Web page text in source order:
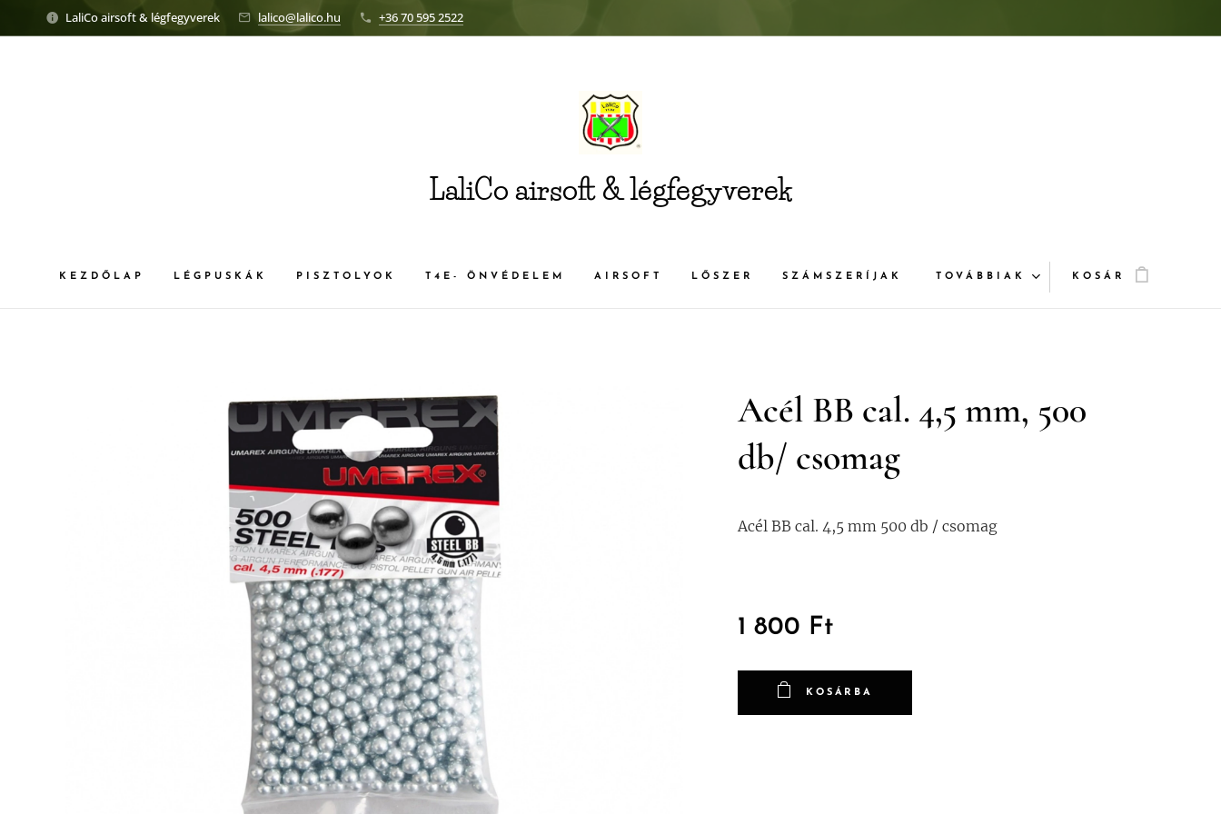
LaliCo airsoft & légfegyverek lalico@lalico.hu +36 70 595 2522
LaliCo airsoft & légfegyverek
KEZDŐLAP LÉGPUSKÁK PISZTOLYOK T4E- ÖNVÉDELEM AIRSOFT LŐSZER SZÁMSZERÍJAK TOVÁBBIAK KOSÁR
Acél BB cal. 4,5 mm, 500
db/ csomag
Acél BB cal. 4,5 mm 500 db / csomag
1 800 Ft
KOSÁRBA